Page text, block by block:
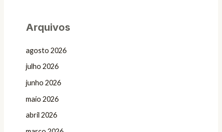
Arquivos
agosto 2026
julho 2026
junho 2026
maio 2026
abril 2026